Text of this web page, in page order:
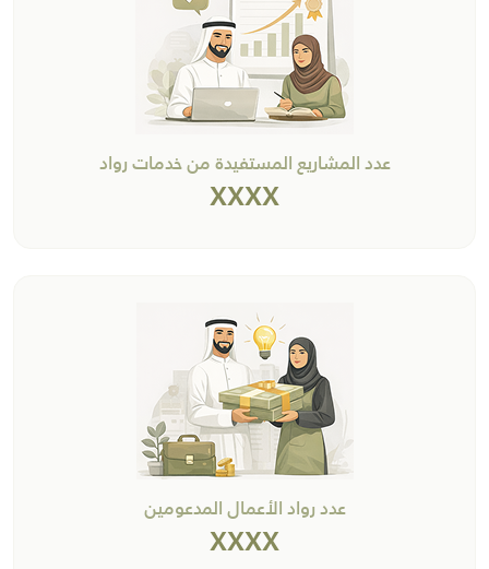
عدد المشاريع المستفيدة من خدمات رواد
XXXX
عدد رواد الأعمال المدعومين
XXXX